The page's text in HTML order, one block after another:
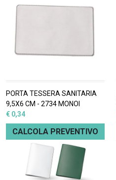
PORTA TESSERA SANITARIA
9,5X6 CM - 2734 MONOI
€ 0,34
CALCOLA PREVENTIVO